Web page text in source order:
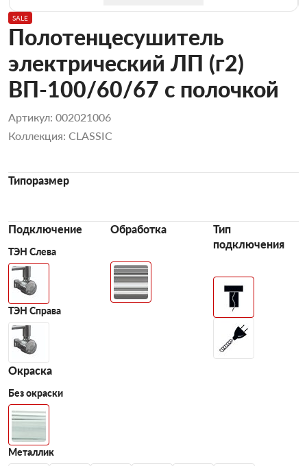
SALE
Полотенцесушитель
электрический ЛП (г2)
ВП-100/60/67 с полочкой
Артикул: 002021006
Коллекция: CLASSIC
Типоразмер
Подключение
ТЭН Слева
ТЭН Справа
Обработка
Тип
подключения
Окраска
Без окраски
Металлик